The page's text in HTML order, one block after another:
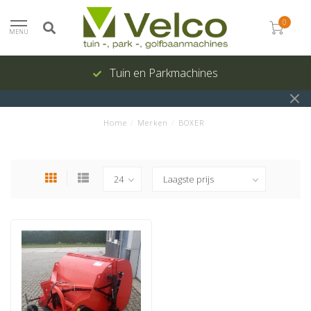
MENU
0
Tuin en Parkmachines
Home Merken BOXER